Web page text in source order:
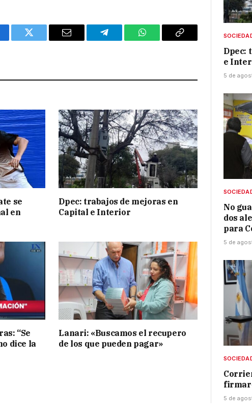
Twitter Email Telegram WhatsAppCopy
se
en
Dpec: trabajos de mejoras en
Capital e Interior
“Se
dice la
Lanari: «Buscamos el recupero
de los que pueden pagar»
Dpec:
e
5 de
No
dos
para
5 de
5 de